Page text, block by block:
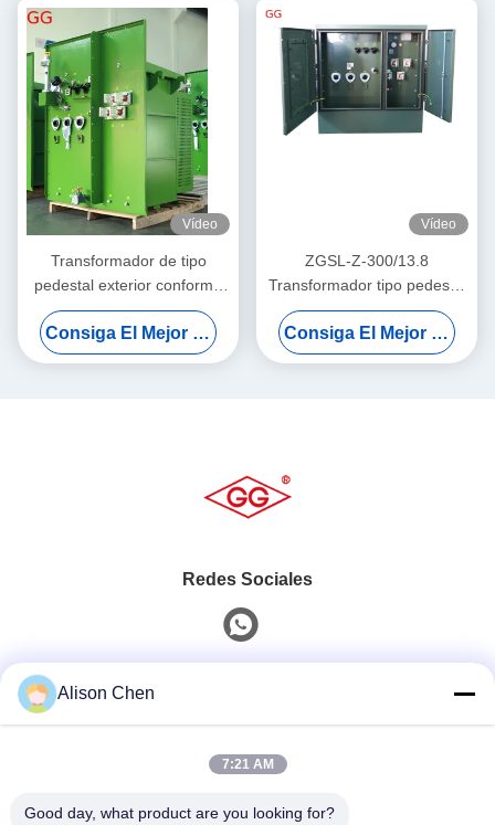
Vídeo
Transformador de tipo
pedestal exterior conforme
con ANSI para distribución
de energía
Consiga El Mejor Precio
Vídeo
ZGSL-Z-300/13.8
Transformador tipo pedestal
300kVA para distribución de
suministro eléctricoConsiga El Mejor Precio
Redes Sociales
0086-20-82505003
Alison Chen
7:21 AM
Good day, what product are you looking for?